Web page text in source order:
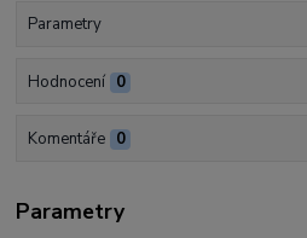
Parametry
Hodnocení 0
Komentáře 0
Parametry